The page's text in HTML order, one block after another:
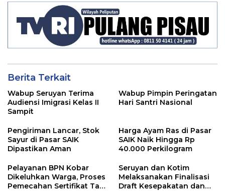
Berita Terkait
Wabup Seruyan Terima
Audiensi Imigrasi Kelas II
Sampit
Wabup Pimpin Peringatan
Hari Santri Nasional
Pengiriman Lancar, Stok
Sayur di Pasar SAIK
Dipastikan Aman
Harga Ayam Ras di Pasar
SAIK Naik Hingga Rp
40.000 Perkilogram
Pelayanan BPN Kobar
Dikeluhkan Warga, Proses
Pemecahan Sertifikat Tak
Seruyan dan Kotim
Melaksanakan Finalisasi
Draft Kesepakatan dan